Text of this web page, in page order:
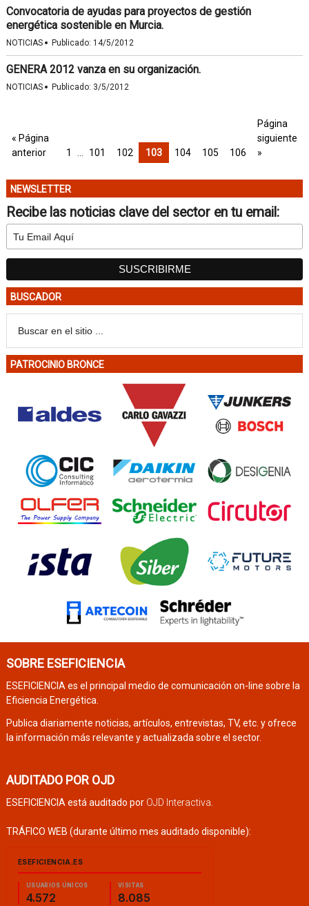
Convocatoria de ayudas para proyectos de gestión
energética sostenible en Murcia.
NOTICIAS · Publicado: 14/5/2012
GENERA 2012 vanza en su organización.
NOTICIAS · Publicado: 3/5/2012
« Página
anterior
1 101 102 103 104 105 106
Página
siguiente
»
NEWSLETTER
Recibe las noticias clave del sector en tu email:
BUSCADOR
PATROCINIO BRONCE
SOBRE ESEFICIENCIA
ESEFICIENCIA es el principal medio de comunicación on-line sobre la
Eficiencia Energética.
Publica diariamente noticias, artículos, entrevistas, TV, etc. y ofrece
la información más relevante y actualizada sobre el sector.
AUDITADO POR OJD
ESEFICIENCIA está auditado por OJD Interactiva.
TRÁFICO WEB (durante último mes auditado disponible):